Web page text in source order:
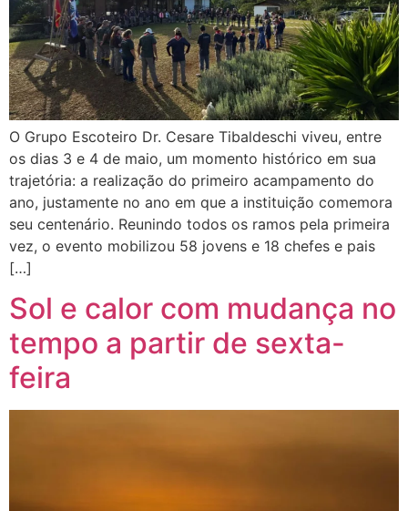
O Grupo Escoteiro Dr. Cesare Tibaldeschi viveu, entre
os dias 3 e 4 de maio, um momento histórico em sua
trajetória: a realização do primeiro acampamento do
ano, justamente no ano em que a instituição comemora
seu centenário. Reunindo todos os ramos pela primeira
vez, o evento mobilizou 58 jovens e 18 chefes e pais
[…]
Sol e calor com mudança no
tempo a partir de sexta-
feira